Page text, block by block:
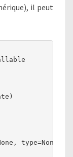
il peut
type=None,